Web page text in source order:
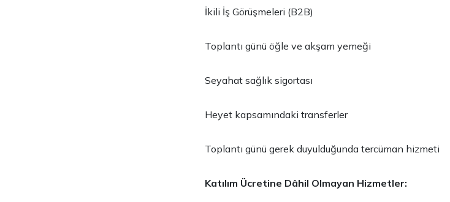
İkili İş Görüşmeleri (B2B)
Toplantı günü öğle ve akşam yemeği
Seyahat sağlık sigortası
Heyet kapsamındaki transferler
Toplantı günü gerek duyulduğunda tercüman hizmeti
Katılım Ücretine Dâhil Olmayan Hizmetler: